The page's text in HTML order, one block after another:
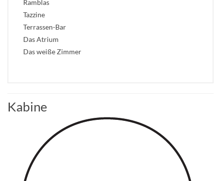
Ramblas
Tazzine
Terrassen-Bar
Das Atrium
Das weiße Zimmer
Kabine